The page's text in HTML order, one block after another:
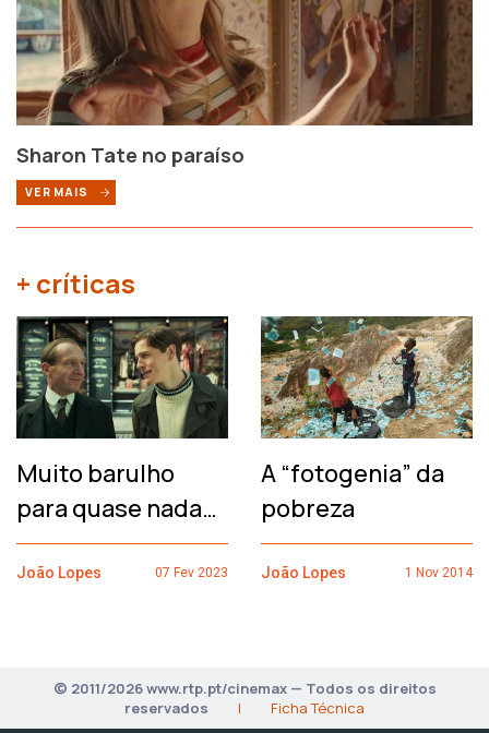
Sharon Tate no paraíso
VER MAIS
+ críticas
Muito barulho
para quase nada…
João Lopes 07 Fev 2023
A “fotogenia” da
pobreza
João Lopes 1 Nov 2014
© 2011/2026 www.rtp.pt/cinemax — Todos os direitos
reservados
| Ficha Técnica